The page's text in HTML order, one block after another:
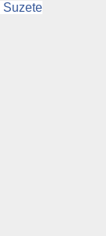
Suzete